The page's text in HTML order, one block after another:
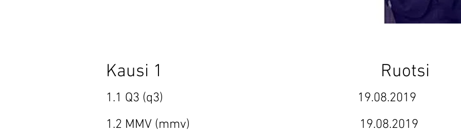
Kausi 1 Ruotsi
1.1 Q3 (q3) 19.08.2019
1.2 MMV (mmv) 19.08.2019